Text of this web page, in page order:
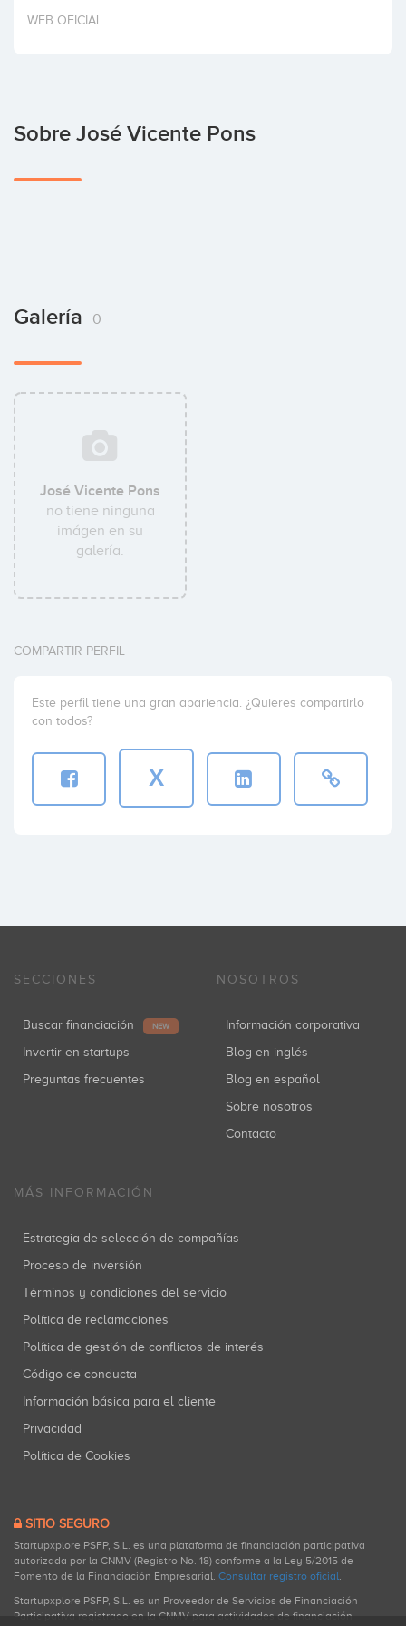
Invertir
WEB OFICIAL
Sobre José Vicente Pons
Galería 0
José Vicente Pons
no tiene ninguna
imágen en su
galería.
COMPARTIR PERFIL
Este perfil tiene una gran apariencia. ¿Quieres compartirlo
con todos?
X
SECCIONES
Buscar financiación NEW
Invertir en startups
Preguntas frecuentes
NOSOTROS
Información corporativa
Blog en inglés
Blog en español
Sobre nosotros
Contacto
MÁS INFORMACIÓN
Estrategia de selección de compañías
Proceso de inversión
Términos y condiciones del servicio
Política de reclamaciones
Política de gestión de conflictos de interés
Código de conducta
Información básica para el cliente
Privacidad
Política de Cookies
SITIO SEGURO
Startupxplore PSFP, S.L. es una plataforma de financiación participativa
autorizada por la CNMV (Registro No. 18) conforme a la Ley 5/2015 de
Fomento de la Financiación Empresarial. Consultar registro oficial.
Startupxplore PSFP, S.L. es un Proveedor de Servicios de Financiación
Participativa registrado en la CNMV para actividades de financiación